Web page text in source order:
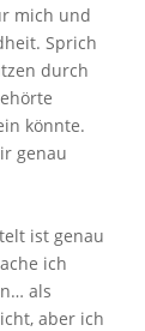
mich und
Sprich
durch
könnte.
genau
ist genau
ich
als
aber ich